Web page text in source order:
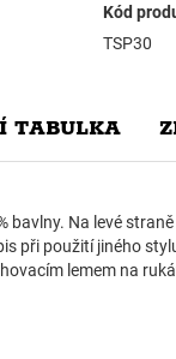
Kód
TSP30
TABULKA
bavlny. Na levé
při použití jiného
lemem na